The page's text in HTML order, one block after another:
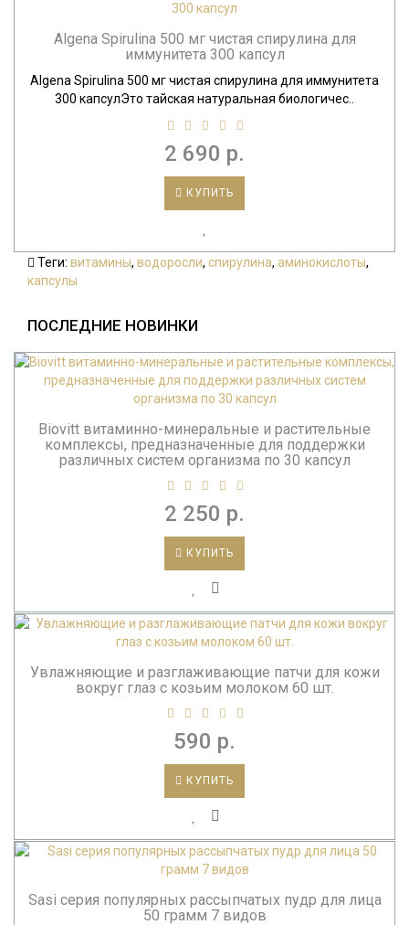
Algena Spirulina 500 мг чистая спирулина для
иммунитета 300 капсул
Algena Spirulina 500 мг чистая спирулина для иммунитета
300 капсулЭто тайская натуральная биологичес..
2 690 р.
КУПИТЬ
Теги: витамины, водоросли, спирулина, аминокислоты,
капсулы
ПОСЛЕДНИЕ НОВИНКИ
Biovitt витаминно-минеральные и растительные
комплексы, предназначенные для поддержки
различных систем организма по 30 капсул
2 250 р.
КУПИТЬ
Увлажняющие и разглаживающие патчи для кожи
вокруг глаз с козьим молоком 60 шт.
590 р.
КУПИТЬ
Sasi серия популярных рассыпчатых пудр для лица
50 грамм 7 видов